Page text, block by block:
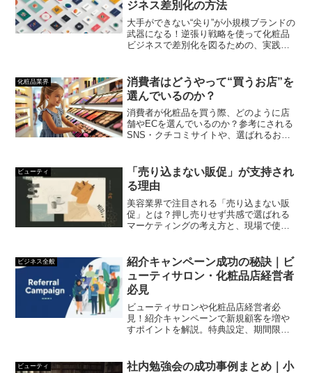
ジネス差別化の方法
大手ができない“尖り”が小規模ブランドの
武器になる！逆張り戦略を使って化粧品
ビジネスで差別化を図るための、実践可
化粧品業界
消費者はどうやって“買うお店”を
選んでいるのか？
消費者が化粧品を買う際、どのように店
舗やECを選んでいるのか？参考にされる
SNS・クチコミサイトや、選ばれるお店
ビューティ
「売り込まない販促」が支持され
る理由
美容業界で注目される「売り込まない販
促」とは？押し売りせず共感で選ばれる
マーケティングの考え方と、現場で使え
ビジネス全般
紹介キャンペーン成功の秘訣｜ビ
ューティサロン・化粧品店経営者
必見
ビューティサロンや化粧品店経営者必
見！紹介キャンペーンで新規顧客を増や
すポイントを解説。特典設定、期間限定
ビューティ
社内勉強会の成功事例まとめ｜小